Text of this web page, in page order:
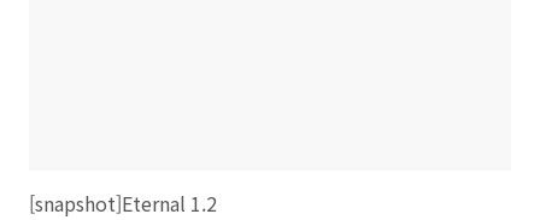
[snapshot]Eternal 1.2